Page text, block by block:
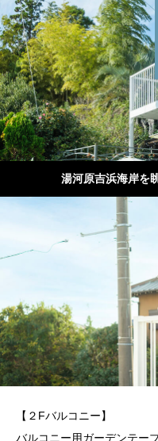
湯河原吉浜海岸を
【２Fバルコニー】
バルコニー用ガーデンテー